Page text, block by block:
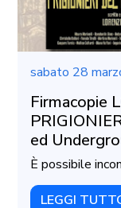
sabato 28
Firmacopie
ed
È possibile
LEGGI